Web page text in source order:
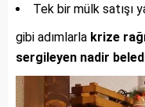
Tek bir mülk satışı
gibi adımlarla krize
sergileyen nadir